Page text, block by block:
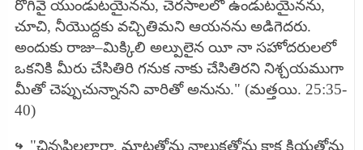
రోగివై యుండుటయైనను, చెరసాలలో ఉండుటయైనను,
చూచి, నీయొద్దకు వచ్చితిమని ఆయనను అడిగెదరు.
అందుకు రాజు–మిక్కిలి అల్పులైన యీ నా సహోదరులలో
ఒకనికి మీరు చేసితిరి గనుక నాకు చేసితిరని నిశ్చయముగా
మీతో చెప్పుచున్నానని వారితో అనును." (మత్తయి. 25:35-
40)
↪ "చిన్నపిల్లలారా, మాటతోను నాలుకతోను కాక క్రియతోను